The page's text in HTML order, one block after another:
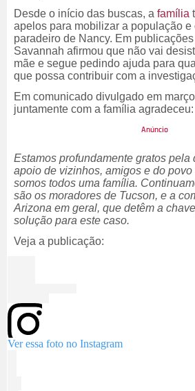
Desde o início das buscas, a família
apelos para mobilizar a população e
paradeiro de Nancy. Em
Savannah afirmou que não vai
mãe e segue pedindo ajuda para
que possa contribuir com a
Em comunicado divulgado em
juntamente com a família agradeceu:
Estamos profundamente gratos pela
apoio de vizinhos, amigos e do povo
somos todos uma família.
são os moradores de Tucson, e a
Arizona em geral, que detêm a
solução para este caso.
Veja a publicação:
Ver essa foto no Instagram